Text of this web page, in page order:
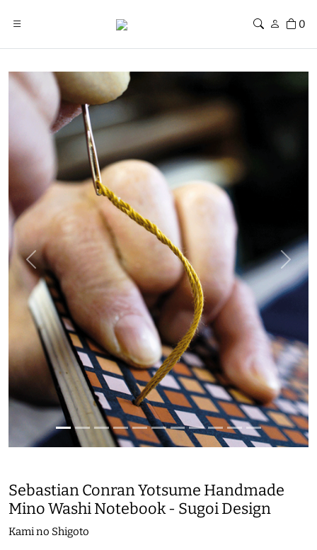
0
Previous Next
Sebastian Conran Yotsume Handmade
Mino Washi Notebook - Sugoi Design
Kami no Shigoto